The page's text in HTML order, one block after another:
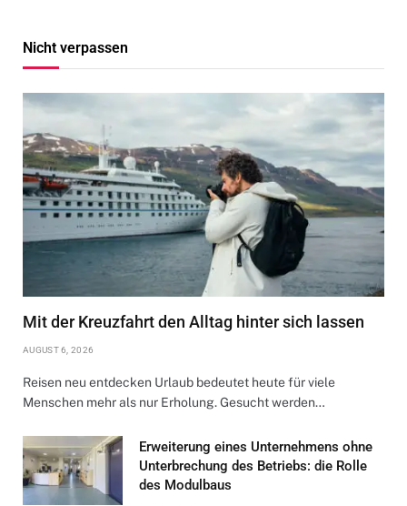
Nicht verpassen
Mit der Kreuzfahrt den Alltag hinter sich lassen
AUGUST 6, 2026
Reisen neu entdecken Urlaub bedeutet heute für viele
Menschen mehr als nur Erholung. Gesucht werden…
Erweiterung eines Unternehmens ohne
Unterbrechung des Betriebs: die Rolle
des Modulbaus